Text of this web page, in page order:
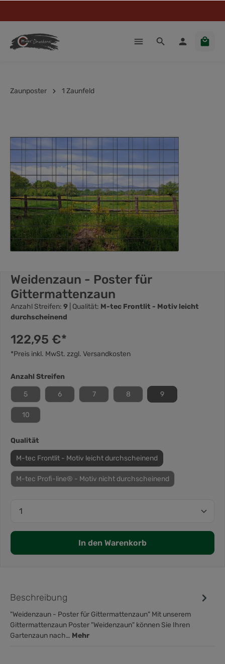
Zaunposter 1 Zaunfeld
Weidenzaun - Poster für
Gittermattenzaun
Anzahl Streifen: 9 | Qualität: M-tec Frontlit - Motiv leicht
durchscheinend
122,95 €*
*Preis inkl. MwSt. zzgl. Versandkosten
Anzahl Streifen
5 6 7 8 9
10
Qualität
M-tec Frontlit - Motiv leicht durchscheinend
M-tec Profi-line® - Motiv nicht durchscheinend
In den Warenkorb
Beschreibung
"Weidenzaun - Poster für Gittermattenzaun" Mit unserem
Gittermattenzaun Poster "Weidenzaun" können Sie Ihren
Gartenzaun nach… Mehr